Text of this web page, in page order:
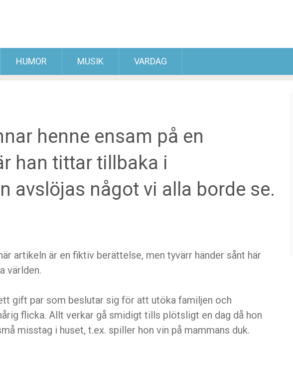
HUMOR MUSIK VARDAG
henne ensam på en
han tittar tillbaka i
avslöjas något vi alla borde se.
artikeln är en fiktiv berättelse, men tyvärr händer sånt här
världen.
gift par som beslutar sig för att utöka familjen och
flicka. Allt verkar gå smidigt tills plötsligt en dag då hon
misstag i huset, t.ex. spiller hon vin på mammans duk.